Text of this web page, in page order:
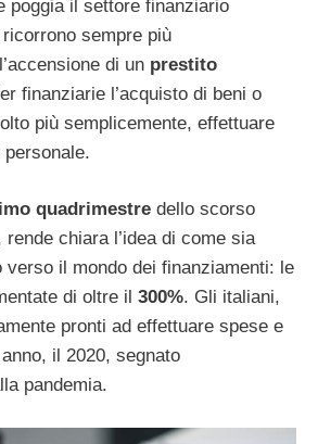
poggia il settore finanziario
sempre più
di un prestito
finanziarie l’acquisto di beni o
più semplicemente, effettuare
quadrimestre dello scorso
chiara l’idea di come sia
verso il mondo dei finanziamenti: le
di oltre il 300%. Gli italiani,
pronti ad effettuare spese e
il 2020, segnato
pandemia.